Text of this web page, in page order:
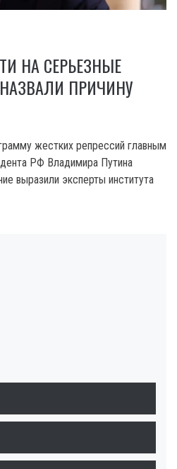
НА СЕРЬЕЗНЫЕ
ПРИЧИНУ
жестких репрессий главным
РФ Владимира Путина
выразили эксперты института